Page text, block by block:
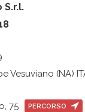
S.r.l.
Vesuviano (NA)
75 PERCORSO